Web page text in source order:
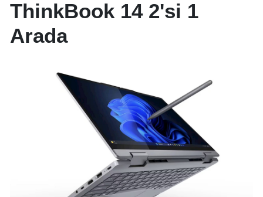
ThinkBook 14 2'si 1
Arada